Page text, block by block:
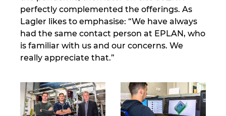
perfectly complemented the offerings. As
Lagler likes to emphasise: “We have always
had the same contact person at EPLAN, who
is familiar with us and our concerns. We
really appreciate that.”